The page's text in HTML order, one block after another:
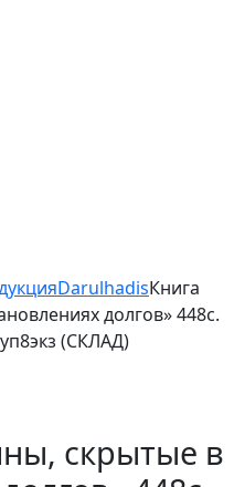
DarulhadisКнига
долгов» 448с.
(СКЛАД)
скрытые в